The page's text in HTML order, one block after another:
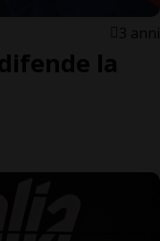
3 anni
la